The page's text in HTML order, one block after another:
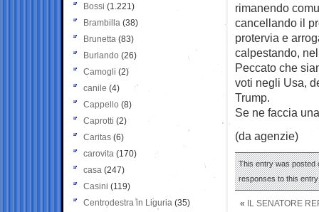
rimanendo
cancellando il
protervia e
calpestando,
Peccato che
voti negli Usa,
Trump.
Se ne faccia
(da agenzie)
This entry was posted
responses to this
« IL SENATORE
Bossi (1.221)
Brambilla (38)
Brunetta (83)
Burlando (26)
Camogli (2)
canile (4)
Cappello (8)
Caprotti (2)
Caritas (6)
carovita (170)
casa (247)
Casini (119)
Centrodestra in Liguria (35)